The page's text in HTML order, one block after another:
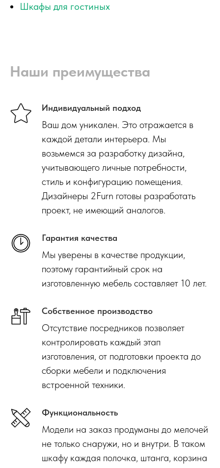
Шкафы для гостиных
Наши преимущества
Индивидуальный подход
Ваш дом уникален. Это отражается в
каждой детали интерьера. Мы
возьмемся за разработку дизайна,
учитывающего личные потребности,
стиль и конфигурацию помещения.
Дизайнеры 2Furn готовы разработать
проект, не имеющий аналогов.
Гарантия качества
Мы уверены в качестве продукции,
поэтому гарантийный срок на
изготовленную мебель составляет 10 лет.
Собственное производство
Отсутствие посредников позволяет
контролировать каждый этап
изготовления, от подготовки проекта до
сборки мебели и подключения
встроенной техники.
Функциональность
Модели на заказ продуманы до мелочей
не только снаружи, но и внутри. В таком
шкафу каждая полочка, штанга, корзина